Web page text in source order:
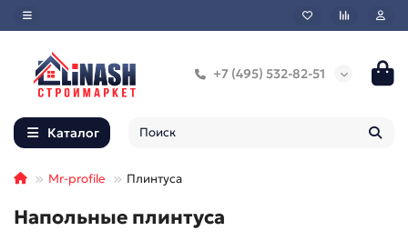
+7 (495) 532-82-51
Каталог
Mr-profile Плинтуса
Напольные плинтуса